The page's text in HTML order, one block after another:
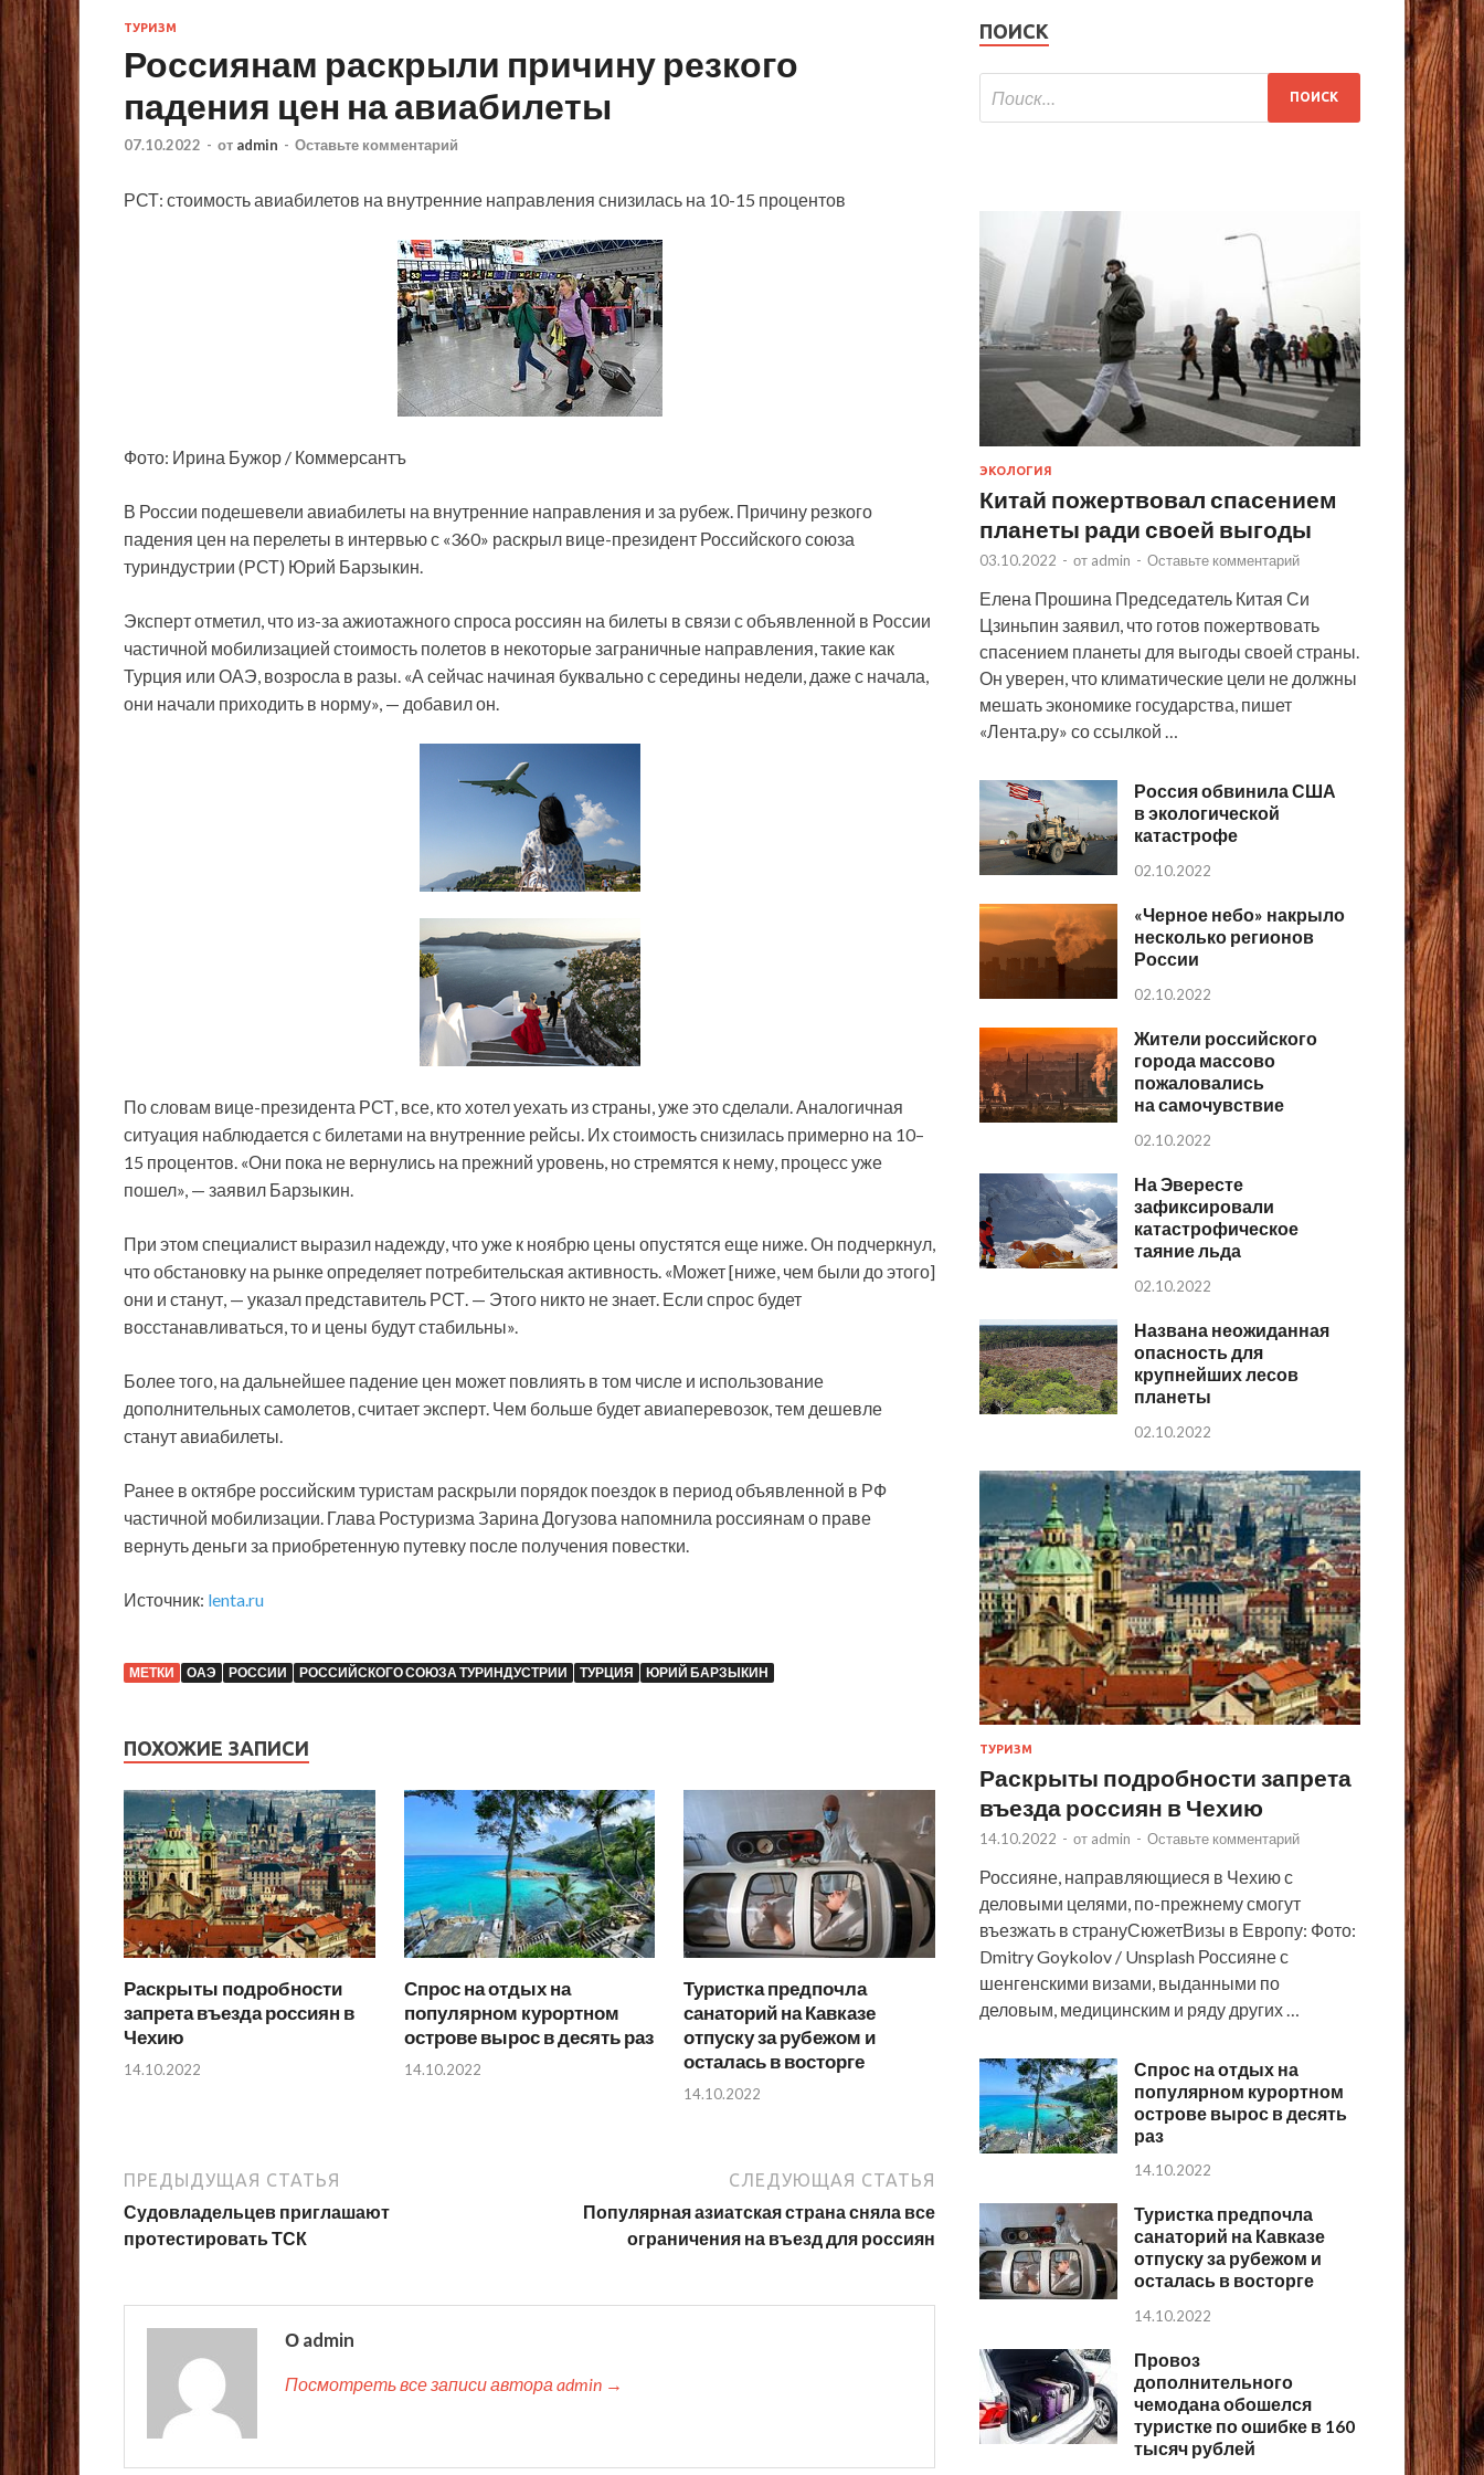
ТУРИЗМ
Россиянам раскрыли причину резкого
падения цен на авиабилеты
07.10.2022 - от admin - Оставьте комментарий
РСТ: стоимость авиабилетов на внутренние направления снизилась на 10-15 процентов
Фото: Ирина Бужор / Коммерсантъ
В России подешевели авиабилеты на внутренние направления и за рубеж. Причину резкого
падения цен на перелеты в интервью с «360» раскрыл вице-президент Российского союза
туриндустрии (РСТ) Юрий Барзыкин.
Эксперт отметил, что из-за ажиотажного спроса россиян на билеты в связи с объявленной в России
частичной мобилизацией стоимость полетов в некоторые заграничные направления, такие как
Турция или ОАЭ, возросла в разы. «А сейчас начиная буквально с середины недели, даже с начала,
они начали приходить в норму», — добавил он.
По словам вице-президента РСТ, все, кто хотел уехать из страны, уже это сделали. Аналогичная
ситуация наблюдается с билетами на внутренние рейсы. Их стоимость снизилась примерно на 10–
15 процентов. «Они пока не вернулись на прежний уровень, но стремятся к нему, процесс уже
пошел», — заявил Барзыкин.
При этом специалист выразил надежду, что уже к ноябрю цены опустятся еще ниже. Он подчеркнул,
что обстановку на рынке определяет потребительская активность. «Может [ниже, чем были до этого]
они и станут, — указал представитель РСТ. — Этого никто не знает. Если спрос будет
восстанавливаться, то и цены будут стабильны».
Более того, на дальнейшее падение цен может повлиять в том числе и использование
дополнительных самолетов, считает эксперт. Чем больше будет авиаперевозок, тем дешевле
станут авиабилеты.
Ранее в октябре российским туристам раскрыли порядок поездок в период объявленной в РФ
частичной мобилизации. Глава Ростуризма Зарина Догузова напомнила россиянам о праве
вернуть деньги за приобретенную путевку после получения повестки.
Источник: lenta.ru
МЕТКИ ОАЭ РОССИИ РОССИЙСКОГО СОЮЗА ТУРИНДУСТРИИ ТУРЦИЯ ЮРИЙ БАРЗЫКИН
ПОХОЖИЕ ЗАПИСИ
Раскрыты подробности
запрета въезда россиян в
Чехию
14.10.2022
Спрос на отдых на
популярном курортном
острове вырос в десять раз
14.10.2022
Туристка предпочла
санаторий на Кавказе
отпуску за рубежом и
осталась в восторге
14.10.2022
ПРЕДЫДУЩАЯ СТАТЬЯ
Судовладельцев приглашают
протестировать ТСК
СЛЕДУЮЩАЯ СТАТЬЯ
Популярная азиатская страна сняла все
ограничения на въезд для россиян
О admin
Посмотреть все записи автора admin →
ПОИСК
ЭКОЛОГИЯ
Китай пожертвовал спасением
планеты ради своей выгоды
03.10.2022 - от admin - Оставьте комментарий
Елена Прошина Председатель Китая Си
Цзиньпин заявил, что готов пожертвовать
спасением планеты для выгоды своей страны.
Он уверен, что климатические цели не должны
мешать экономике государства, пишет
«Лента.ру» со ссылкой …
Россия обвинила США
в экологической
катастрофе
02.10.2022
«Черное небо» накрыло
несколько регионов
России
02.10.2022
Жители российского
города массово
пожаловались
на самочувствие
02.10.2022
На Эвересте
зафиксировали
катастрофическое
таяние льда
02.10.2022
Названа неожиданная
опасность для
крупнейших лесов
планеты
02.10.2022
ТУРИЗМ
Раскрыты подробности запрета
въезда россиян в Чехию
14.10.2022 - от admin - Оставьте комментарий
Россияне, направляющиеся в Чехию с
деловыми целями, по-прежнему смогут
въезжать в странуСюжетВизы в Европу: Фото:
Dmitry Goykolov / Unsplash Россияне с
шенгенскими визами, выданными по
деловым, медицинским и ряду других …
Спрос на отдых на
популярном курортном
острове вырос в десять
раз
14.10.2022
Туристка предпочла
санаторий на Кавказе
отпуску за рубежом и
осталась в восторге
14.10.2022
Провоз
дополнительного
чемодана обошелся
туристке по ошибке в 160
тысяч рублей